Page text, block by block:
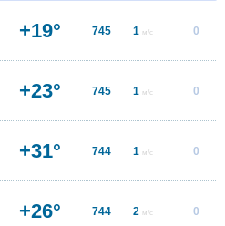
+19° 745 1 м/с 0
+23° 745 1 м/с 0
+31° 744 1 м/с 0
+26° 744 2 м/с 0